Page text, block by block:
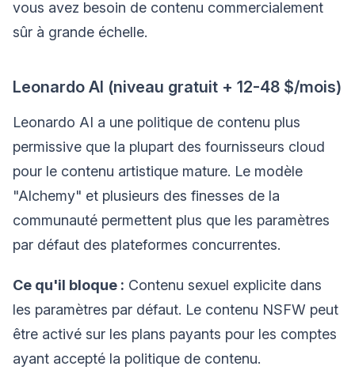
vous avez besoin de contenu commercialement
sûr à grande échelle.
Leonardo AI (niveau gratuit + 12-48 $/mois)
Leonardo AI a une politique de contenu plus
permissive que la plupart des fournisseurs cloud
pour le contenu artistique mature. Le modèle
"Alchemy" et plusieurs des finesses de la
communauté permettent plus que les paramètres
par défaut des plateformes concurrentes.
Ce qu'il bloque : Contenu sexuel explicite dans
les paramètres par défaut. Le contenu NSFW peut
être activé sur les plans payants pour les comptes
ayant accepté la politique de contenu.